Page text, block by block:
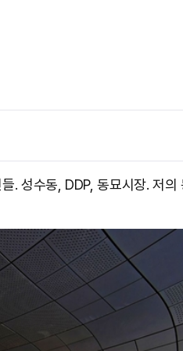
. 성수동, DDP, 동묘시장. 저의